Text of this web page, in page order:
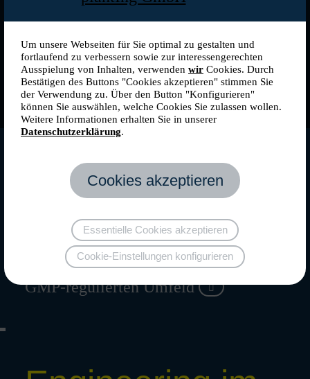
Pharma & Life
Science
Premium-Engi­nee­ring im
GMP-regu­lierten Umfeld

Um unsere Webseiten für Sie optimal zu gestalten und
fortlaufend zu verbessern sowie zur interessengerechten
Ausspielung von Inhalten, verwenden wir Cookies. Durch
Bestätigen des Buttons "Cookies akzeptieren" stimmen Sie
der Verwendung zu. Über den Button "Konfigurieren"
können Sie auswählen, welche Cookies Sie zulassen wollen.
Weitere Informationen erhalten Sie in unserer
Datenschutzerklärung.
Cookies akzeptieren
Essentielle Cookies akzeptieren
Cookie-Einstellungen konfigurieren